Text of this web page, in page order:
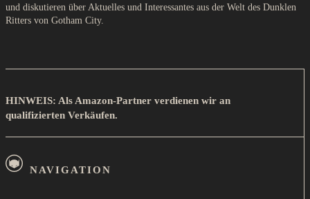
und diskutieren über Aktuelles und Interessantes aus der Welt des Dunklen
Ritters von Gotham City.
HINWEIS: Als Amazon-Partner verdienen wir an
qualifizierten Verkäufen.
NAVIGATION